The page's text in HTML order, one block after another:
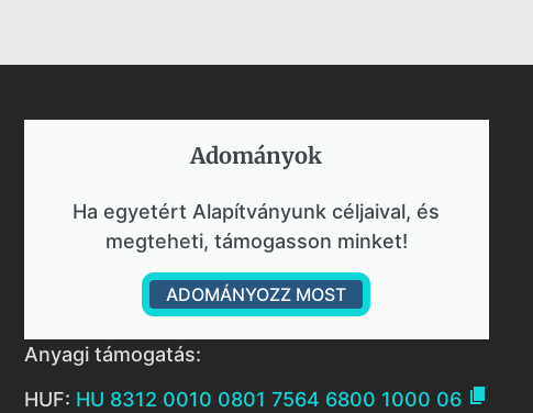
Adományok​
Ha egyetért Alapítványunk céljaival, és
megteheti, támogasson minket!
ADOMÁNYOZZ MOST
Anyagi támogatás:
HUF: HU 8312 0010 0801 7564 6800 1000 06 